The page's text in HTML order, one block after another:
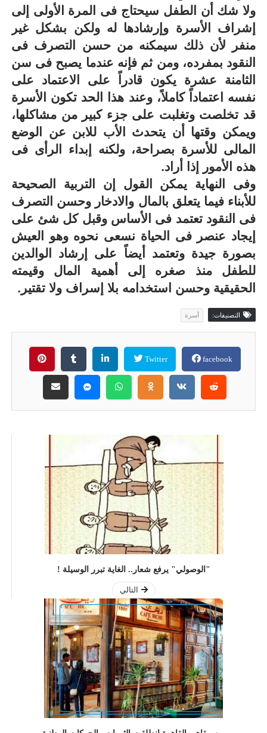
ولا شك أن الطفل سيحتاج فى المرة الأولى إلى
إشراف الأسرة وإرشادها له ولكن بشكل غير
منفر لأن ذلك سيمكنه من حسن التصرف فى
النقود بمفرده، ومن ثم فإنه عندما يصبح فى سن
الثامنة عشرة يكون قادراً على الاعتماد على
نفسه اعتماداً كاملاً، وعند هذا الحد تكون الأسرة
قد تخلصت وتغلبت على جزء كبير من مشاكلها،
ويمكن وقتها أن يتحدث الأب للابن عن الوضع
المالى للأسرة بصراحة، ولكنه إبداء الرأى فى
هذه الأمور إذا أراد.
وفى النهاية يمكن القول إن التربية الصحيحة
للأبناء فيما يتعلق بالمال والادخار وحسن التصرف
فى النقود تعتمد فى الأساس وقبل كل شئ على
إيجاد عنصر فى الحياة نسعى نحوه وهو العيش
بصورة جيدة وتعتمد أيضاً على إرشاد الوالدين
للطفل منذ صغره إلى أهمية المال وقيمته
الحقيقية وحسن استخدامه بلا إسراف ولا تقتير.
التصنيفات: أسرة
facebook
Twitter
"الوصولي" يرفع شعار.. الغاية تبرر الوسيلة !
التالي